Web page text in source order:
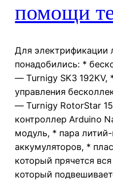
помощи
Для электрификации
понадобились: *
— Turnigy SK3 192KV,
управления
— Turnigy RotorStar
контроллер Arduino
модуль, * пара
аккумуляторов, *
который прячется
который